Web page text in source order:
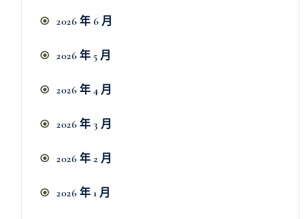
2026 年 6 月
2026 年 5 月
2026 年 4 月
2026 年 3 月
2026 年 2 月
2026 年 1 月